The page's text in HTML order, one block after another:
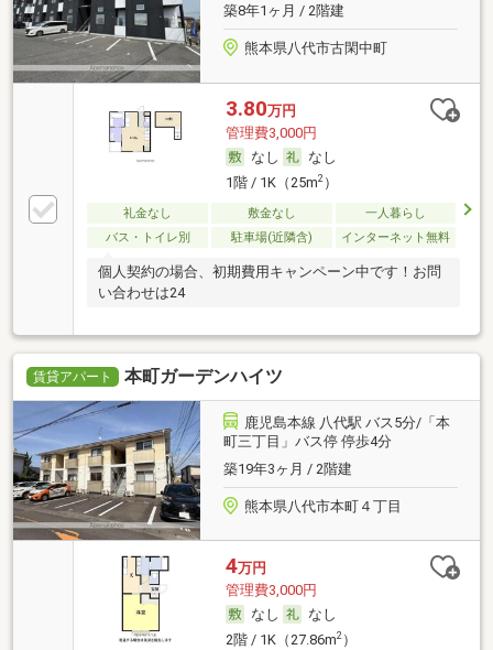
築8年1ヶ月 / 2階建
熊本県八代市古閑中町
3.80万円
管理費3,000円
なし
なし
1階 / 1K（25m2）
礼金なし 敷金なし
一人暮らし
バス・トイレ別
駐車場(近隣含) インターネット無料
個人契約の場合、初期費用キャンペーン中です！お問
い合わせは24
賃貸アパート 本町ガーデンハイツ
鹿児島本線 八代駅 バス5分/「本
町三丁目」バス停 停歩4分
築19年3ヶ月 / 2階建
熊本県八代市本町４丁目
4万円
管理費3,000円
なし
なし
2階 / 1K（27.86m2）